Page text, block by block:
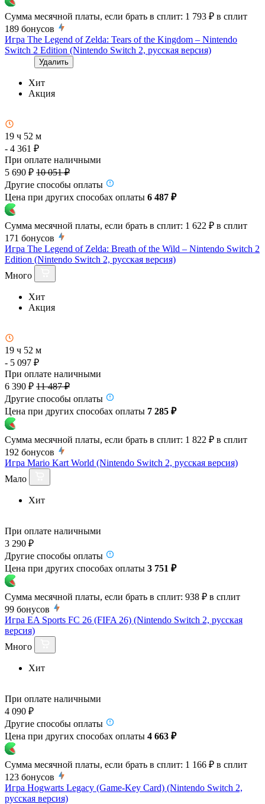
Сумма месячной платы, если брать в сплит: 1 793 ₽ в сплит
189 бонусов
Игра The Legend of Zelda: Tears of the Kingdom – Nintendo
Switch 2 Edition (Nintendo Switch 2, русская версия)
Удалить
Хит
Акция
19 ч 52 м
- 4 361 ₽
При оплате наличными
5 690 ₽ 10 051 ₽
Другие способы оплаты
Цена при других способах оплаты 6 487 ₽
Сумма месячной платы, если брать в сплит: 1 622 ₽ в сплит
171 бонусов
Игра The Legend of Zelda: Breath of the Wild – Nintendo Switch 2
Edition (Nintendo Switch 2, русская версия)
Много
Хит
Акция
19 ч 52 м
- 5 097 ₽
При оплате наличными
6 390 ₽ 11 487 ₽
Другие способы оплаты
Цена при других способах оплаты 7 285 ₽
Сумма месячной платы, если брать в сплит: 1 822 ₽ в сплит
192 бонусов
Игра Mario Kart World (Nintendo Switch 2, русская версия)
Мало
Хит
При оплате наличными
3 290 ₽
Другие способы оплаты
Цена при других способах оплаты 3 751 ₽
Сумма месячной платы, если брать в сплит: 938 ₽ в сплит
99 бонусов
Игра EA Sports FC 26 (FIFA 26) (Nintendo Switch 2, русская
версия)
Много
Хит
При оплате наличными
4 090 ₽
Другие способы оплаты
Цена при других способах оплаты 4 663 ₽
Сумма месячной платы, если брать в сплит: 1 166 ₽ в сплит
123 бонусов
Игра Hogwarts Legacy (Game-Key Card) (Nintendo Switch 2,
русская версия)